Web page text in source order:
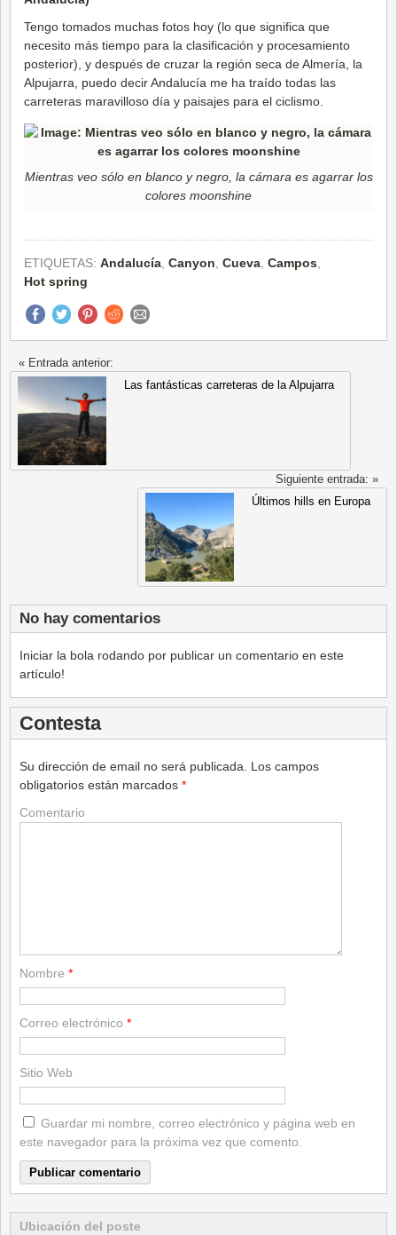
Tengo tomados muchas fotos hoy (lo que significa que
necesito más tiempo para la clasificación y procesamiento
posterior), y después de cruzar la región seca de Almería, la
Alpujarra, puedo decir Andalucía me ha traído todas las
carreteras maravilloso día y paisajes para el ciclismo.
Mientras veo sólo en blanco y negro, la cámara es agarrar los
colores moonshine
ETIQUETAS: Andalucía Canyon Cueva Campos
Hot spring
« Entrada anterior:
Las fantásticas carreteras de la Alpujarra
Siguiente entrada: »
Últimos hills en Europa
No hay comentarios
Iniciar la bola rodando por publicar un comentario en este
artículo!
Contesta
Su dirección de email no será publicada.
Los campos
obligatorios están marcados *
Comentario
Nombre *
Correo electrónico *
Sitio Web
Guardar mi nombre, correo electrónico y página web en
este navegador para la próxima vez que comento.
Ubicación del poste